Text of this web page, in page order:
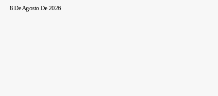
8 De Agosto De 2026